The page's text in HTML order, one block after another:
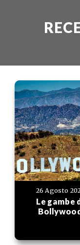
26 Agosto
Le gambe